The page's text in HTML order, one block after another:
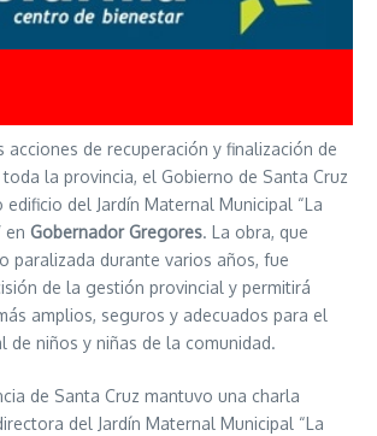
acciones de recuperación y finalización de
la provincia, el Gobierno de Santa Cruz
del Jardín Maternal Municipal “La
en Gobernador Gregores. La obra, que
paralizada durante varios años, fue
de la gestión provincial y permitirá
amplios, seguros y adecuados para el
de niños y niñas de la comunidad.
de Santa Cruz mantuvo una charla
del Jardín Maternal Municipal “La